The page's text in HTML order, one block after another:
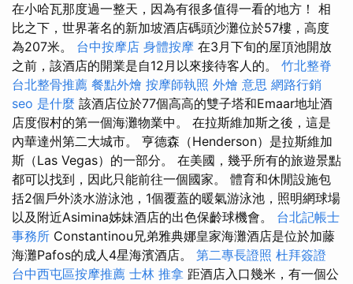
在小哈瓦那度過一整天，因為有很多值得一看的地方！ 相
比之下，世界著名的新加坡酒店碼頭沙灘位於57樓，高度
為207米。 台中按摩店 身體按摩 在3月下旬的屋頂池開放
之前，該酒店的開業是自12月以來接待客人的。 竹北整脊
台北整骨推薦 餐點外燴 按摩師執照 外燴 意思 網路行銷
seo 是什麼 該酒店位於77個高高的雙子塔和Emaar地址酒
店度假村的第一個海灘物業中。 在拉斯維加斯之後，這是
內華達州第二大城市。 亨德森（Henderson）是拉斯維加
斯（Las Vegas）的一部分。 在美國，幾乎所有的旅遊景點
都可以找到，因此只能前往一個國家。 體育和休閒設施包
括2個戶外淡水游泳池，1個覆蓋的暖氣游泳池，照明網球場
以及附近Asimina姊妹酒店的出色保齡球機會。 台北記帳士
事務所 Constantinou兄弟雅典娜皇家海灘酒店是位於加藤
海灘Pafos的成人4星海濱酒店。 第二專長證照 杜拜簽證
台中西屯區按摩推薦 士林 推拿 距酒店入口幾米，有一個公